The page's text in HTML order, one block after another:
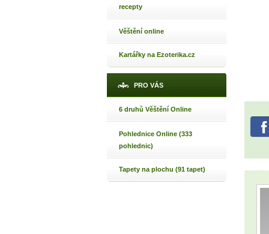
recepty
Věštění online
Kartářky na Ezoterika.cz
PRO VÁS
6 druhů Věštění Online
Pohlednice Online (333
pohlednic)
Tapety na plochu (91 tapet)